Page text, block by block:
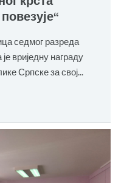
седмог разреда
вриједну награду
Српске за свој...